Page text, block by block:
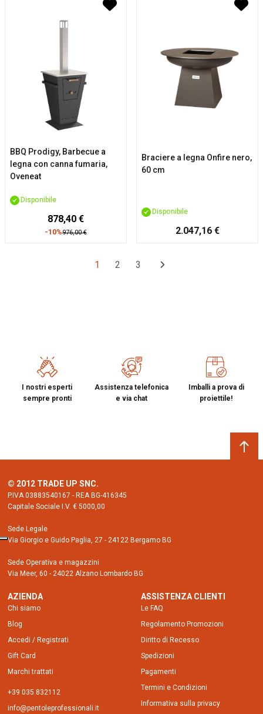
BBQ Prodigy, Barbecue a
legna con canna fumaria,
Oveneat
Disponibile
878,40 €
976,00 €
-10%
Braciere a legna Onfire nero,
60 cm
Disponibile
2.047,16 €
1 2 3
I nostri esperti
sempre pronti
Assistenza telefonica
e via chat
Imballi a prova di
proiettile!
© 2012 TRADE UP SNC.
P.IVA 03883540167 - REA BG-416345
Capitale Sociale I.V. € 5000,00
Sede Legale
Via Giorgio e Guido Paglia, 27 - 24122 Bergamo BG
Sede Operativa e magazzini
Via Meer, 60 - 24022 Alzano Lombardo BG
AZIENDA
Chi siamo
Blog
Accedi / Registrati
Gift Card
Marchi trattati
+39 035 832112
info@pentoleprofessionali.it
ASSISTENZA CLIENTI
Le FAQ
Regolamento Promozioni
Diritto di Recesso
Spedizioni
Pagamenti
Termini e Condizioni
Informativa sulla privacy